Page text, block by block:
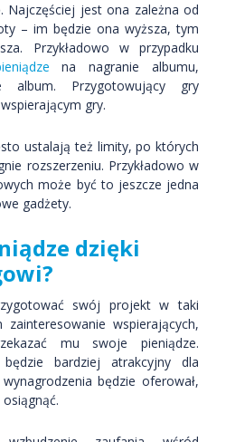
Najczęściej jest ona zależna od
– im będzie ona wyższa, tym
Przykładowo w przypadku
na nagranie albumu,
album. Przygotowujący gry
gry.
ustalają też limity, po których
rozszerzeniu. Przykładowo w
może być to jeszcze jedna
gadżety.
dzięki
swój projekt w taki
wspierających,
mu swoje pieniądze.
bardziej atrakcyjny dla
będzie oferował,